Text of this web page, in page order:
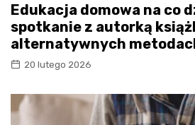
Edukacja domowa na co
spotkanie z autorką
alternatywnych
20 lutego 2026